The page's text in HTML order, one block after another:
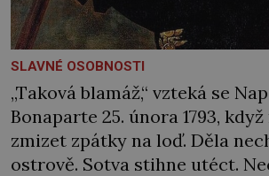
SLAVNÉ OSOBNOSTI
„Taková blamáž,“ vzteká se
Bonaparte 25. února 1793,
zmizet zpátky na loď. Děla
ostrově. Sotva stihne utéct.